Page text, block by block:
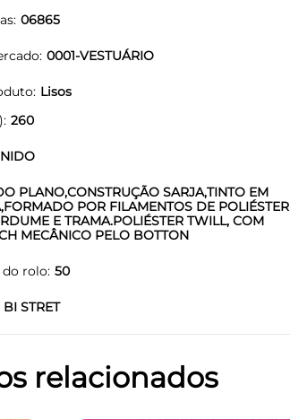
06865
0001-VESTUÁRIO
Lisos
260
PLANO,CONSTRUÇÃO SARJA,TINTO EM
POR FILAMENTOS DE POLIÉSTER
E TRAMA.POLIÉSTER TWILL, COM
MECÂNICO PELO BOTTON
do rolo 50
BI STRET
relacionados